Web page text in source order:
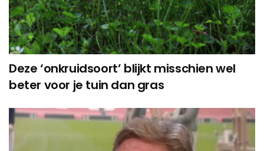
Deze ‘onkruidsoort’ blijkt misschien wel
beter voor je tuin dan gras